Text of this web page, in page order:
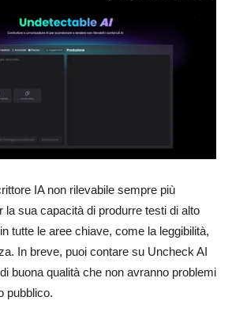
IA non rilevabile sempre più
la sua capacità di produrre testi di alto
tutte le aree chiave, come la leggibilità,
In breve, puoi contare su Uncheck AI
buona qualità che non avranno problemi
pubblico.